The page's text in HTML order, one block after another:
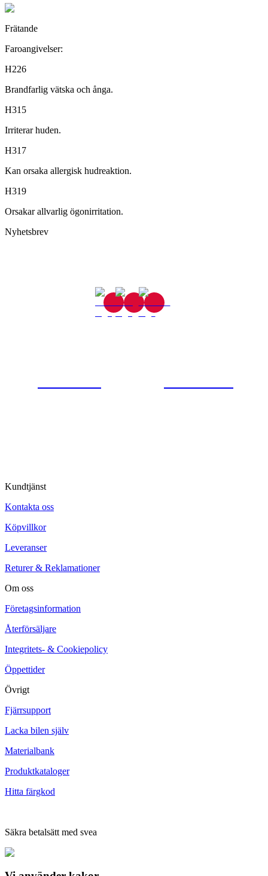
Frätande
Faroangivelser:
H226
Brandfarlig vätska och ånga.
H315
Irriterar huden.
H317
Kan orsaka allergisk hudreaktion.
H319
Orsakar allvarlig ögonirritation.
Nyhetsbrev
Kundtjänst
Kontakta oss
Köpvillkor
Leveranser
Returer & Reklamationer
Om oss
Företagsinformation
Återförsäljare
Integritets- & Cookiepolicy
Öppettider
Övrigt
Fjärrsupport
Lacka bilen själv
Materialbank
Produktkataloger
Hitta färgkod
Säkra betalsätt med svea